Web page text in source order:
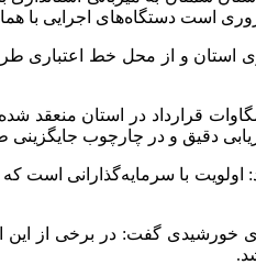
است دستگاه‌های اجرایی با
داد و گفت: این پروژه با همکاری استان
با اشاره به سقف ظرفیت اتصال به شبکه برق استان تصریح
دقیق و در چارچوب جایگزینی
با سرمایه‌گذارانی است که
گفت: در برخی از این